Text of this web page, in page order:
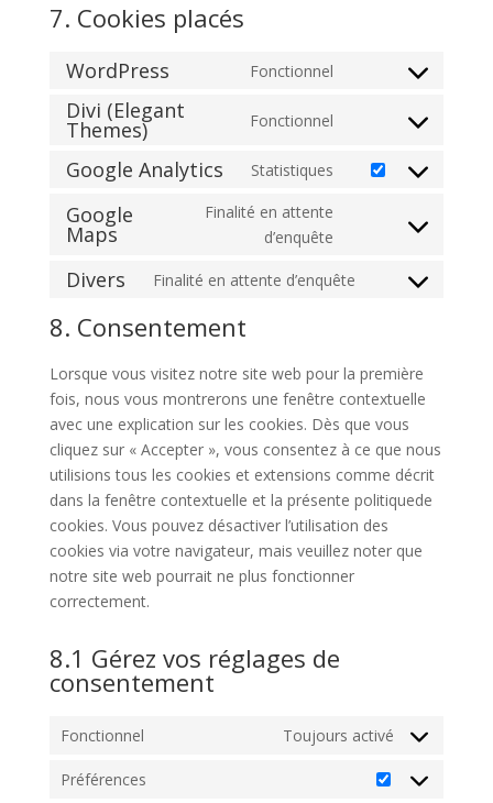
7. Cookies placés
WordPress Fonctionnel
wordpress
Divi (Elegant
Themes) Fonctionnel
service
(elegant-
Google Analytics Statistiques
Consent
analytics
Google
Maps
Finalité en attente
d’enquête
service
Divers Finalité en attente d’enquête
Consent
divers
8. Consentement
Lorsque vous visitez notre site web pour la première
fois, nous vous montrerons une fenêtre contextuelle
avec une explication sur les cookies. Dès que vous
cliquez sur « Accepter », vous consentez à ce que nous
utilisions tous les cookies et extensions comme décrit
dans la fenêtre contextuelle et la présente politiquede
cookies. Vous pouvez désactiver l’utilisation des
cookies via votre navigateur, mais veuillez noter que
notre site web pourrait ne plus fonctionner
correctement.
8.1 Gérez vos réglages de
consentement
Fonctionnel Toujours activé
Préférences
Préférences